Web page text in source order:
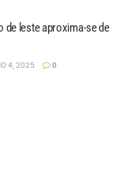
de leste aproxima-se de
4, 2025 0